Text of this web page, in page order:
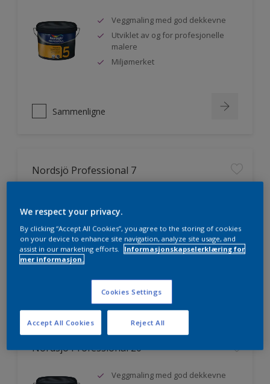
Veggmaling med god dekkevne
Utviklet av og for profesjonelle
malere
Miljømerket
Sammenligne
Nordsjö Professional 7
Lett å påføre og fordele
Jevnere og finere finish, også i
mørke farger
Sammenligne
Nordsjö Professional 20
Veggmaling med god dekkevne
We respect your privacy.
By clicking “Accept All Cookies”, you agree to the storing of cookies
on your device to enhance site navigation, analyze site usage, and
assist in our marketing efforts.
Informasjonskapselerklæring for
mer informasjon.
Cookies Settings
Reject All
Accept All Cookies